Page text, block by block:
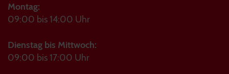
Montag:
09:00 bis 14:00 Uhr
Dienstag bis Mittwoch:
09:00 bis 17:00 Uhr